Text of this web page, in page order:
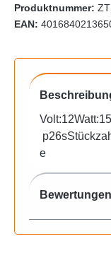
Produktnummer:
EAN:
e
Bewertungen